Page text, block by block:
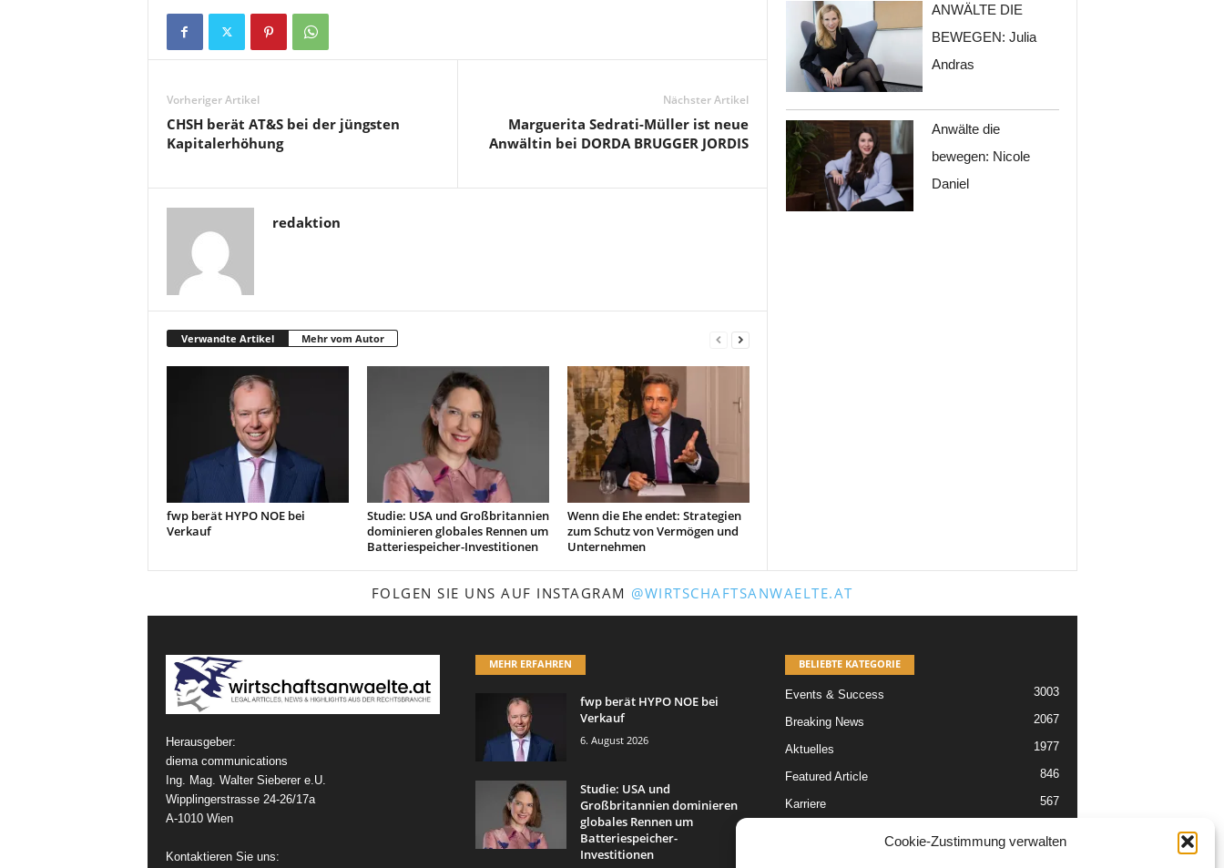
Cookie-Zustimmung verwalten
Vorheriger Artikel
CHSH berät AT&S bei der jüngsten
Kapitalerhöhung
Nächster Artikel
Marguerita Sedrati-Müller ist neue
Anwältin bei DORDA BRUGGER JORDIS
redaktion
Verwandte Artikel Mehr vom Autor
fwp berät HYPO NOE bei
Verkauf
Studie: USA und Großbritannien
dominieren globales Rennen um
Batteriespeicher-Investitionen
Wenn die Ehe endet: Strategien
zum Schutz von Vermögen und
Unternehmen
ANWÄLTE DIE
BEWEGEN: Julia
Andras
Anwälte die
bewegen: Nicole
Daniel
FOLGEN SIE UNS AUF INSTAGRAM @WIRTSCHAFTSANWAELTE.AT
Herausgeber:
diema communications
Ing. Mag. Walter Sieberer e.U.
Wipplingerstrasse 24-26/17a
A-1010 Wien
Kontaktieren Sie uns:
MEHR ERFAHREN
fwp berät HYPO NOE bei
Verkauf
6. August 2026
Studie: USA und
Großbritannien dominieren
globales Rennen um
Batteriespeicher-
Investitionen
BELIEBTE KATEGORIE
Events & Success 3003
Breaking News 2067
Aktuelles 1977
Featured Article 846
Karriere 567